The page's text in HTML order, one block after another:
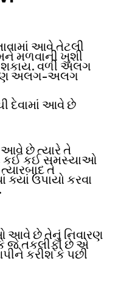
આવે તેટલી
મળવાની ખુશી
શકાય. વળી અલગ
પણ અલગ-અલગ
દેવામાં આવે છે
છે ત્યારે તે
કઈ કઈ સમસ્યાઓ
તે
ઉપાયો કરવા
આવે છે તેનું નિવારણ
કે જે તકલીફો છે એ
કરીશ કે પછી